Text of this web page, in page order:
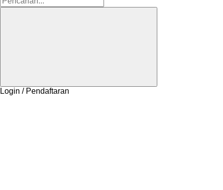
Login / Pendaftaran